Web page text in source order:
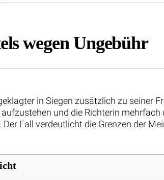
wegen Ungebühr
in Siegen zusätzlich zu seiner
und die Richterin
Fall verdeutlicht die Grenzen der